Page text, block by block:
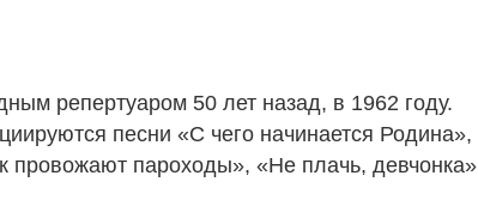
репертуаром 50 лет назад, в 1962 году.
песни «С чего начинается Родина»,
провожают пароходы», «Не плачь, девчонка»